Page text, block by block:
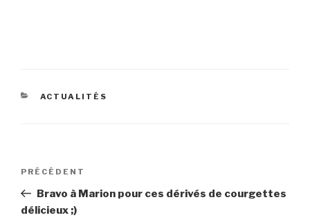
CATÉGORIES
ACTUALITÉS
Navigation
l’article
Article
précédent
PRÉCÉDENT
Bravo à Marion pour ces dérivés de courgettes
délicieux ;)